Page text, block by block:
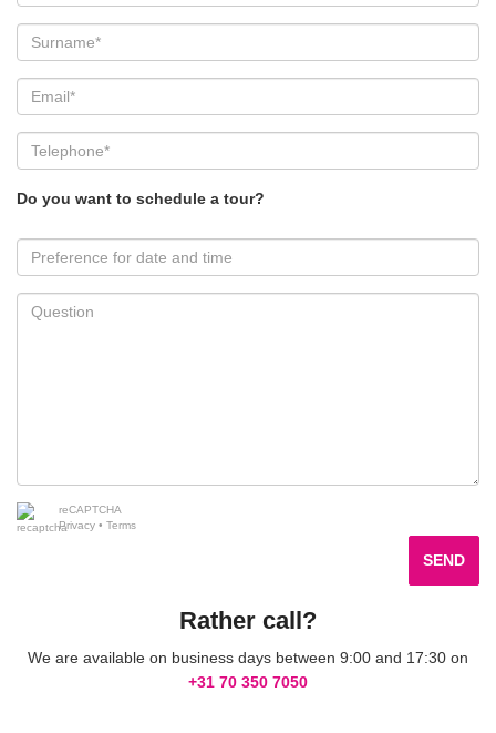
Do you want to schedule a tour?
reCAPTCHA
Privacy • Terms
SEND
Rather call?
We are available on business days between 9:00 and 17:30 on
+31 70 350 7050